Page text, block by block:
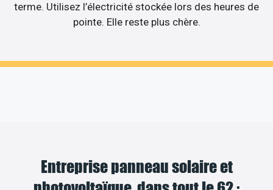
terme. Utilisez l’électricité stockée lors des heures de
pointe. Elle reste plus chère.
Entreprise panneau solaire et